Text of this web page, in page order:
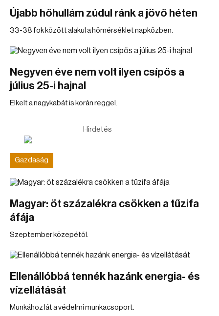
Újabb hőhullám zúdul ránk a jövő héten
33-38 fok között alakul a hőmérséklet napközben.
Negyven éve nem volt ilyen csípős a
július 25-i hajnal
Elkelt a nagykabát is korán reggel.
Hirdetés
Gazdaság
Magyar: öt százalékra csökken a tűzifa
áfája
Szeptember közepétől.
Ellenállóbbá tennék hazánk energia- és
vízellátását
Munkához lát a védelmi munkacsoport.